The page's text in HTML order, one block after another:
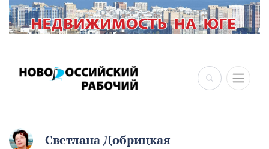
×
Светлана Добрицкая